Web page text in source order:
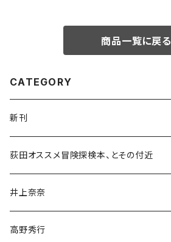
商品一覧に戻る
CATEGORY
新刊
和書
文学・小説・物語
随筆・ノンフィクション・その他
荻田オススメ冒険探検本、とその付近
井上奈奈
高野秀行